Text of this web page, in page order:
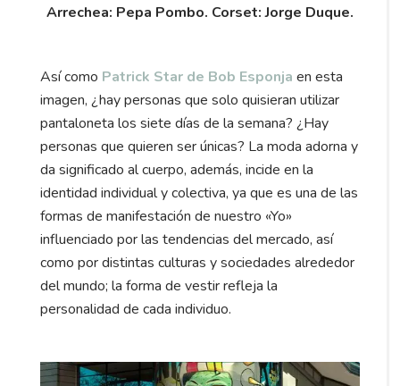
Arrechea: Pepa Pombo. Corset: Jorge Duque.
Así como Patrick Star de Bob Esponja en esta
imagen, ¿hay personas que solo quisieran utilizar
pantaloneta los siete días de la semana? ¿Hay
personas que quieren ser únicas? La moda adorna y
da significado al cuerpo, además, incide en la
identidad individual y colectiva, ya que es una de las
formas de manifestación de nuestro «Yo»
influenciado por las tendencias del mercado, así
como por distintas culturas y sociedades alrededor
del mundo; la forma de vestir refleja la
personalidad de cada individuo.